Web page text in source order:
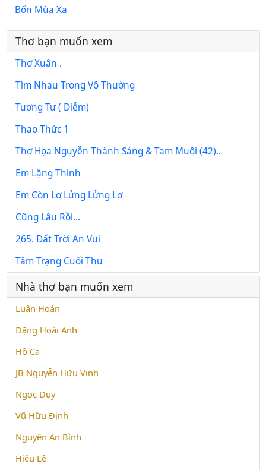
Bốn Mùa Xa
Thơ bạn muốn xem
Thơ Xuân .
Tìm Nhau Trong Vô Thường
Tương Tư ( Diễm)
Thao Thức 1
Thơ Họa Nguyễn Thành Sáng & Tam Muội (42)..
Em Lặng Thinh
Em Còn Lơ Lửng Lửng Lơ
Cũng Lâu Rồi...
265. Đất Trời An Vui
Tâm Trạng Cuối Thu
Nhà thơ bạn muốn xem
Luân Hoán
Đặng Hoài Anh
Hồ Ca
JB Nguyễn Hữu Vinh
Ngọc Duy
Vũ Hữu Định
Nguyễn An Bình
Hiếu Lê